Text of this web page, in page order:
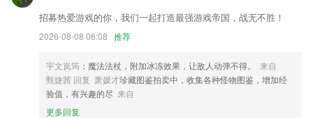
商店进行打分评论，说出您的使用经历，以帮助我们更好的对产品进行优
化修改。
游戏推荐大升级！好看更好玩！
关键词检测
联系我们
招募热爱游戏的你，我们一起打造最强游戏帝国，战无不胜！
2026-08-08 06:08 推荐
宇文岚筠 ：魔法法杖，附加冰冻效果，让敌人动弹不得。
来自
甄婕茜 回复 萧媛才珍藏图鉴拍卖中，收集各种怪物图鉴，增加经
验值，有兴趣的尽 来自
更多回复